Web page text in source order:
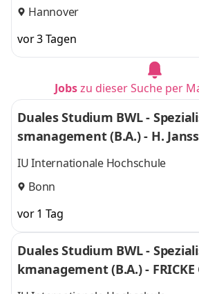
Hannover
vor 3 Tagen
Jobszu dieser Suche per
Duales Studium BWL -
smanagement (B.A.) - H.
nn
IU Internationale Hochschule
Bonn
vor 1 Tag
Duales Studium BWL -
kmanagement (B.A.) - FRICKE
KG